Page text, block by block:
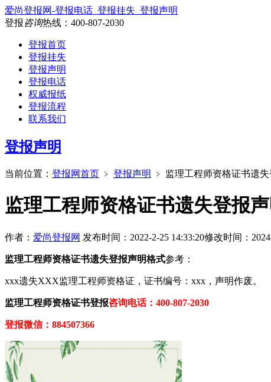
爱尚登报网-登报电话_登报挂失_登报声明
登报咨询热线： 400-807-2030
登报首页
登报挂失
登报声明
登报电话
权威报纸
登报流程
联系我们
登报声明
当前位置： 登报网首页 ﹥ 登报声明 ﹥ 监理工程师资格证书遗
监理工程师资格证书遗失登报
作者： 爱尚登报网 发布时间：2022-2-25 14:33:20修改时间：
监理工程师资格证书遗失登报声明格式参考：
xxx遗失XXX监理工程师资格证，证书编号：xxx，声明作废。
监理工程师资格证书登报咨询电话：400-807-2030
登报微信：884507366